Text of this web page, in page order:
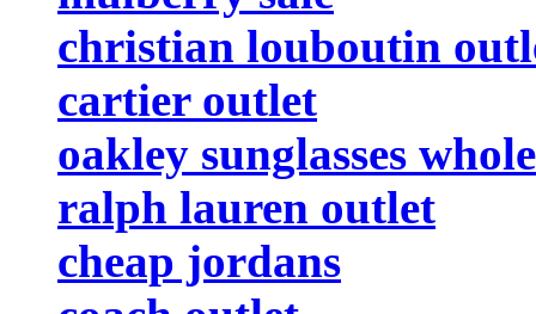
christian louboutin
cartier outlet
oakley sunglasses
ralph lauren outlet
cheap jordans